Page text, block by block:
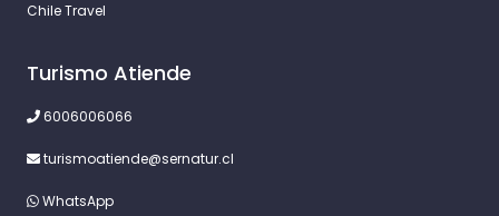
Chile Travel
Turismo Atiende
6006006066
turismoatiende@sernatur.cl
WhatsApp